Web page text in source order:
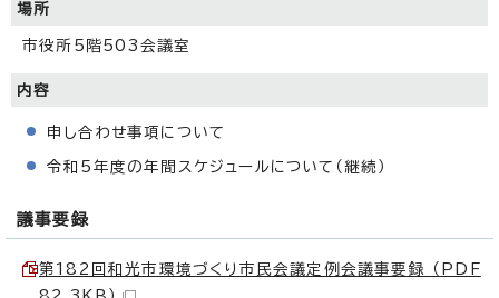
場所
市役所5階503会議室
内容
申し合わせ事項について
令和5年度の年間スケジュールについて（継続）
議事要録
第182回和光市環境づくり市民会議定例会議事要録 （PDF